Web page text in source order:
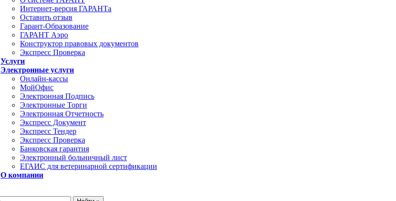
Интернет-версия ГАРАНТа
Оставить отзыв
Гарант-Образование
ГАРАНТ Аэро
Конструктор правовых документов
Экспресс Проверка
Услуги
Электронные услуги
Онлайн-кассы
МойОфис
Электронная Подпись
Электронные Торги
Электронная Oтчетность
Экспресс Документ
Экспресс Тендер
Экспресс Проверка
Банковская гарантия
Электронный больничный лист
ЕГАИС для ветеринарной сертификации
О компании